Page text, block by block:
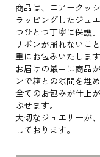
商品は、エアークッ
ラッピングしたジュ
つひとつ丁寧に保護。
リボンが崩れないこ
重にお包みいたします
お届けの最中に商品
ンで箱との隙間を埋
全てのお包みが仕上
ぶせます。
大切なジュエリーが
しております。